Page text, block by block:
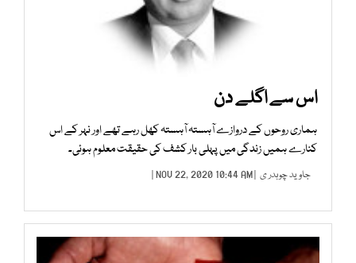
اس سے اگلے دن
ہماری روحوں کے دروازے آہستہ آہستہ کھل رہے تھے اور نہر کے اس
کنارے ہمیں زندگی میں پہلی بار کشف کی حقیقت معلوم ہوئی۔
جاوید چوہدر ی | NOV 22, 2020 10:44 AM |